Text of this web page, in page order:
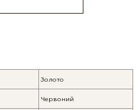
Золото
Червоний